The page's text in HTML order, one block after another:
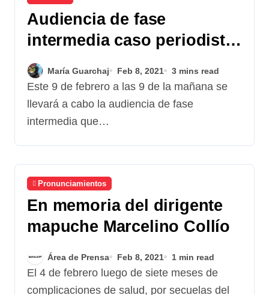
Audiencia de fase
intermedia caso periodista
Norma Sancir
María Guarchaj Feb 8, 2021 3 mins read
Este 9 de febrero a las 9 de la mañana se
llevará a cabo la audiencia de fase
intermedia que…
Pronunciamientos
En memoria del dirigente
mapuche Marcelino Collío
Área de Prensa Feb 8, 2021 1 min read
El 4 de febrero luego de siete meses de
complicaciones de salud, por secuelas del